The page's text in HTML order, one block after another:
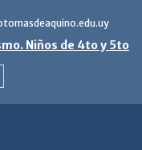
Niños de 4to y 5to
en camino